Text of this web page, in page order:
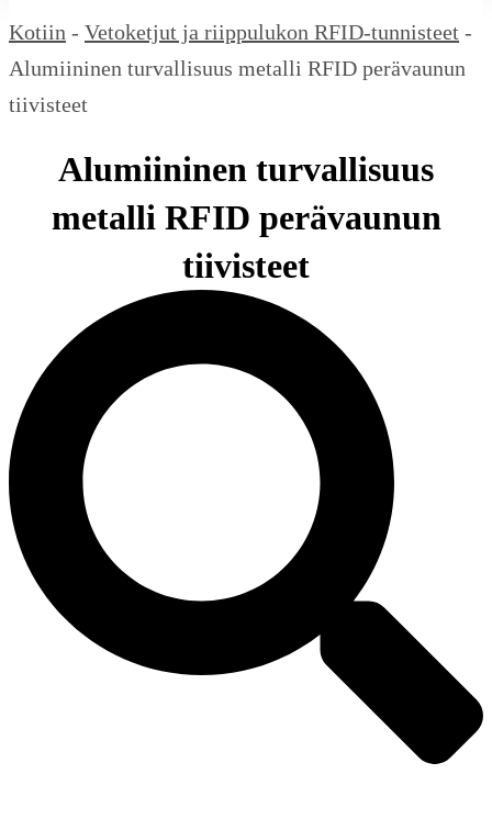
Kotiin - Vetoketjut ja riippulukon RFID-tunnisteet -
Alumiininen turvallisuus metalli RFID perävaunun
tiivisteet
Alumiininen turvallisuus
metalli RFID perävaunun
tiivisteet